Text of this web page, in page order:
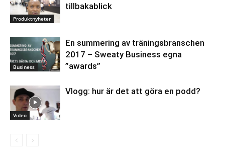
Produktnyheter
tillbakablick
Business
En summering av träningsbranschen
2017 – Sweaty Business egna
”awards”
Video
Vlogg: hur är det att göra en podd?